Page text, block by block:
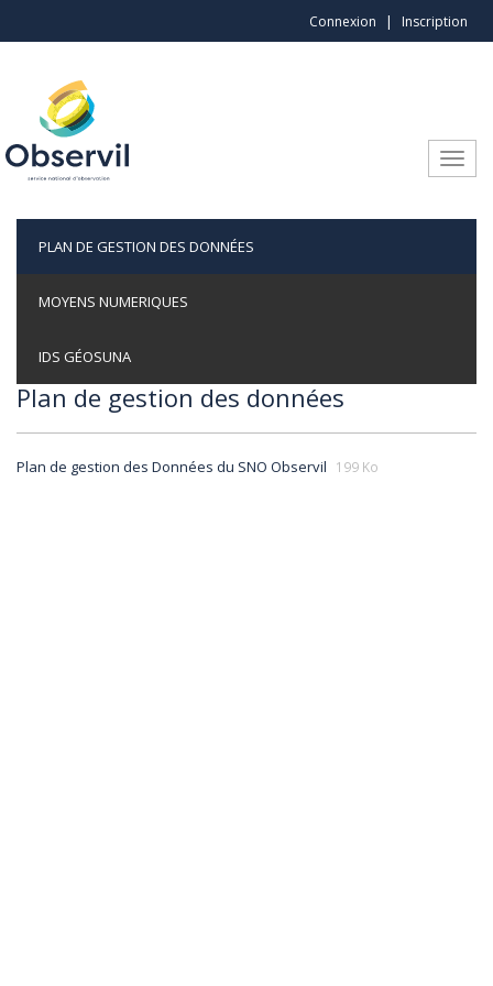
Connexion Inscription
PLAN DE GESTION DES DONNÉES
MOYENS NUMERIQUES
IDS GÉOSUNA
Plan de gestion des données
Plan de gestion des Données du SNO Observil 199 Ko